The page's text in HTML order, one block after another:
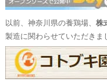
以前、神奈川県の養鶏場、 株
製造に関わらせていただきま